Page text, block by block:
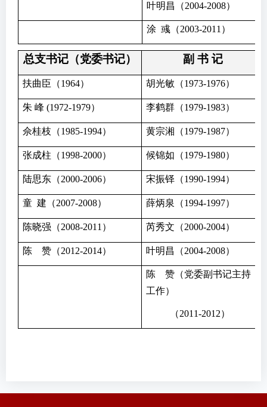
叶明昌（2004-2008）
涂 彧（2003-2011）
总支书记（党委书记） 副 书 记
扶曲臣（1964） 胡光敏（1973-1976）
朱 峰 (1972-1979） 李鹤群（1979-1983）
佘桂枝（1985-1994） 黄宗湘（1979-1987）
张成柱（1998-2000） 候锦如（1979-1980）
陆思东（2000-2006） 宋振铎（1990-1994）
童 建（2007-2008） 薛炳泉（1994-1997）
陈晓强（2008-2011） 芮秀文（2000-2004）
陈 赞（2012-2014） 叶明昌（2004-2008）
陈 赞（党委副书记主持
工作）
（2011-2012）